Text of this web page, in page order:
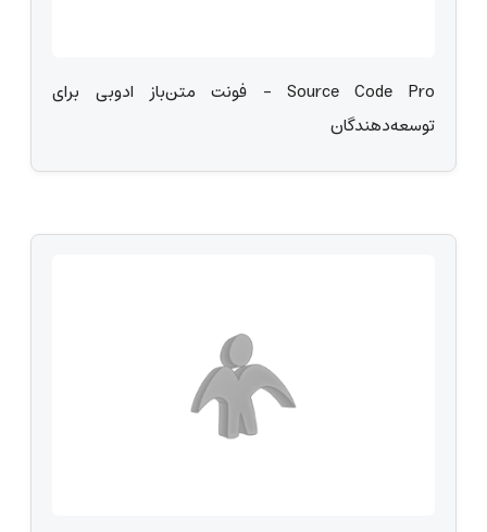
Source Code Pro - فونت متن‌باز ادوبی برای
توسعه‌دهندگان